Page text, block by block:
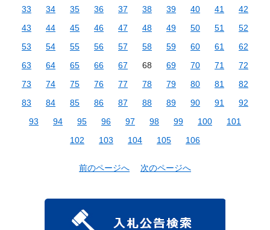
33
34 35 36 37 38 39 40 41
42
43
44 45 46 47 48 49 50 51
52
53
54 55 56 57 58 59 60 61
62
63
64 65 66 67 68 69 70 71
72
73
74 75 76 77 78 79 80 81
82
83
84 85 86 87 88 89 90 91
92
93
94 95 96 97 98 99 100
101
102
103 104 105 106
前のページへ 次のページへ